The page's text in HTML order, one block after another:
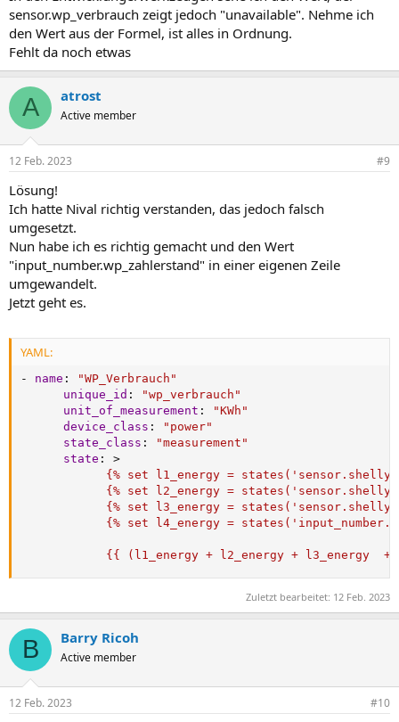
sensor.wp_verbrauch zeigt jedoch "unavailable". Nehme ich
den Wert aus der Formel, ist alles in Ordnung.
Fehlt da noch etwas
A atrost
Active member
12 Feb. 2023 #9
Lösung!
Ich hatte Nival richtig verstanden, das jedoch falsch
umgesetzt.
Nun habe ich es richtig gemacht und den Wert
"input_number.wp_zahlerstand" in einer eigenen Zeile
umgewandelt.
Jetzt geht es.
YAML:
- name :
"WP_Verbrauch"
unique_id :
"wp_verbrauch"
unit_of_measurement :
"KWh"
device_class :
"power"
state_class :
"measurement"
state :
>
{% set l1_energy =
{% set l2_energy =
{% set l3_energy =
{% set l4_energy =
{{ (l1_energy + l2_energy + l3_energy  +
Zuletzt bearbeitet: 12 Feb. 2023
B Barry Ricoh
Active member
12 Feb. 2023 #10